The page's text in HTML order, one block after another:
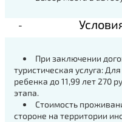
При заключении
туристическая услуга:
ребенка до 11,99 лет 270
этапа.
Стоимость
стороне на территории